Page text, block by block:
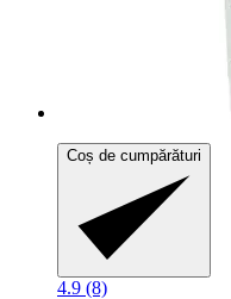
Coș de cumpărături
4.9 (8)